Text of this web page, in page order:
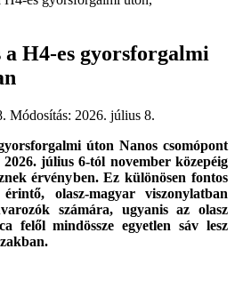
a H4-es gyorsforgalmi
Módosítás: 2026. július 8.
úton Nanos csomópont
július 6-tól november közepéig
érvényben. Ez különösen fontos
olasz-magyar viszonylatban
számára, ugyanis az olasz
felől mindössze egyetlen sáv lesz